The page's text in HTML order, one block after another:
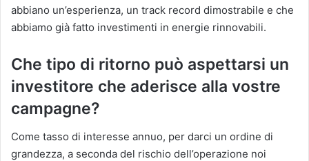
abbiano un’esperienza, un track record dimostrabile e che
abbiamo già fatto investimenti in energie rinnovabili.
Che tipo di ritorno può aspettarsi un
investitore che aderisce alla vostre
campagne?
Come tasso di interesse annuo, per darci un ordine di
grandezza, a seconda del rischio dell’operazione noi